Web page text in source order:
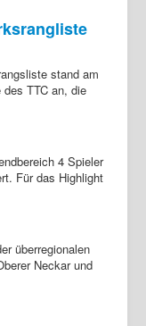
stand am
TTC an, die
4 Spieler
Für das Highlight
überregionalen
Neckar und